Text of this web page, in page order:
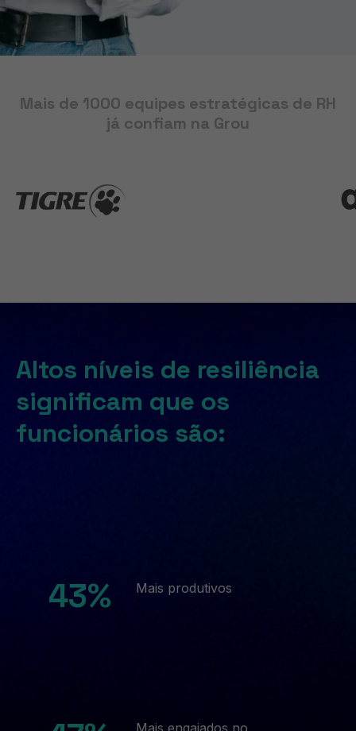
Mais de 1000 equipes estratégicas de RH
já confiam na Grou
Altos níveis de resiliência
significam que os
funcionários são:
43% Mais produtivos